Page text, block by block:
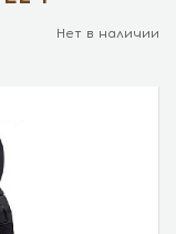
Нет в наличии